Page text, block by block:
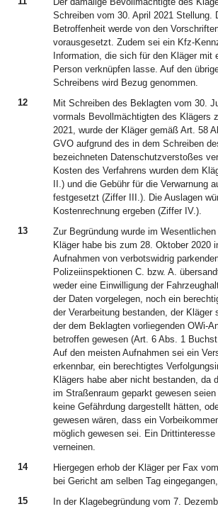
Schreiben vom 30. April 2021 Stellung.
Betroffenheit werde von den
vorausgesetzt. Zudem sei ein Kfz-
Information, die sich für den Kläger mit
Person verknüpfen lasse. Auf den
Schreibens wird Bezug genommen.
12
Mit Schreiben des Beklagten vom 30.
vormals Bevollmächtigten des Klägers
2021, wurde der Kläger gemäß Art. 58
GVO aufgrund des in dem Schreiben
bezeichneten Datenschutzverstoßes
Kosten des Verfahrens wurden dem
II.) und die Gebühr für die Verwarnung
festgesetzt (Ziffer III.). Die Auslagen
Kostenrechnung ergeben (Ziffer IV.).
13
Zur Begründung wurde im
Kläger habe bis zum 28. Oktober 2020
Aufnahmen von verbotswidrig
Polizeiinspektionen C. bzw. A.
weder eine Einwilligung der
der Daten vorgelegen, noch ein
der Verarbeitung bestanden, der Kläger
der dem Beklagten vorliegenden OWi-
betroffen gewesen (Art. 6 Abs. 1
Auf den meisten Aufnahmen sei ein
erkennbar, ein berechtigtes
Klägers habe aber nicht bestanden, da
im Straßenraum geparkt gewesen
keine Gefährdung dargestellt hätten,
gewesen wären, dass ein
möglich gewesen sei. Ein
verneinen.
14
Hiergegen erhob der Kläger per Fax
bei Gericht am selben Tag
15
In der Klagebegründung vom 7.